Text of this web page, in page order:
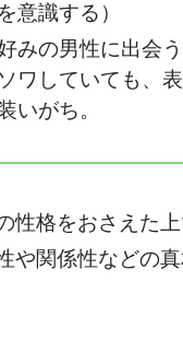
意識する）
みの男性に出会
ワしていても、
いがち。
性格をおさえた
や関係性などの